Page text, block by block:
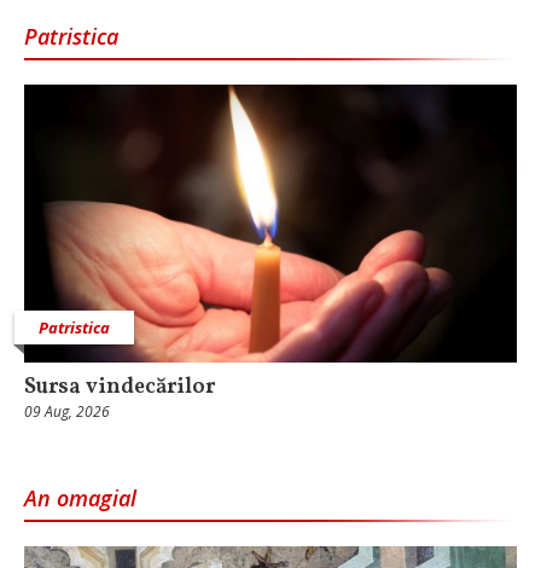
Patristica
Patristica
Sursa vindecărilor
09 Aug, 2026
An omagial